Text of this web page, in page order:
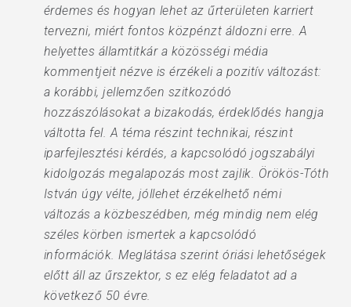
érdemes és hogyan lehet az űrterületen karriert
tervezni, miért fontos közpénzt áldozni erre. A
helyettes államtitkár a közösségi média
kommentjeit nézve is érzékeli a pozitív változást:
a korábbi, jellemzően szitkozódó
hozzászólásokat a bizakodás, érdeklődés hangja
váltotta fel. A téma részint technikai, részint
iparfejlesztési kérdés, a kapcsolódó jogszabályi
kidolgozás megalapozás most zajlik. Örökös-Tóth
István úgy vélte, jóllehet érzékelhető némi
változás a közbeszédben, még mindig nem elég
széles körben ismertek a kapcsolódó
információk. Meglátása szerint óriási lehetőségek
előtt áll az űrszektor, s ez elég feladatot ad a
következő 50 évre.